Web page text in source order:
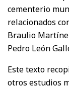
cementerio
relacionados
Braulio
Pedro León
Este texto
otros estudios